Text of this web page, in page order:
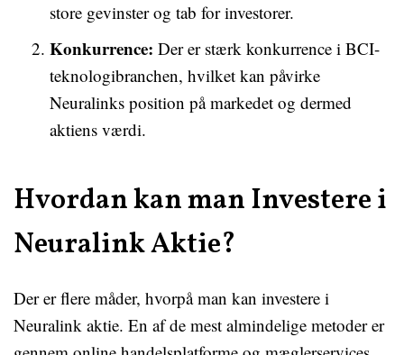
store gevinster og tab for investorer.
Konkurrence: Der er stærk konkurrence i BCI-
teknologibranchen, hvilket kan påvirke
Neuralinks position på markedet og dermed
aktiens værdi.
Hvordan kan man Investere i
Neuralink Aktie?
Der er flere måder, hvorpå man kan investere i
Neuralink aktie. En af de mest almindelige metoder er